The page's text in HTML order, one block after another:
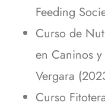
Feeding
Curso de
en Caninos
Vergara
Curso